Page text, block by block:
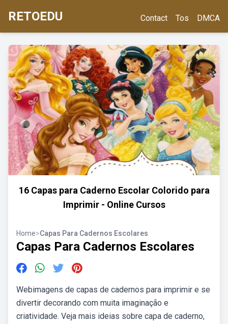
RETOEDU Contact Tos DMCA
16 Capas para Caderno Escolar Colorido para
Imprimir - Online Cursos
Home>Capas Para Cadernos Escolares
Capas Para Cadernos Escolares
Webimagens de capas de cadernos para imprimir e se
divertir decorando com muita imaginação e
criatividade. Veja mais ideias sobre capa de caderno,